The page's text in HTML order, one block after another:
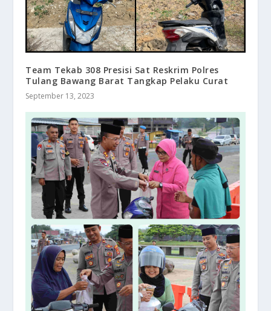
Team Tekab 308 Presisi Sat Reskrim Polres
Tulang Bawang Barat Tangkap Pelaku Curat
September 13, 2023